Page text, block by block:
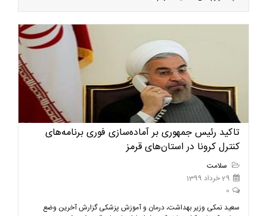
تاکید رئیس جمهوری بر آماده‌سازی فوری برنامه‌های
کنترل کرونا در استان‌های قرمز
سلامت
29 خرداد 1399
0
سعید نمکی وزیر بهداشت، درمان و آموزش پزشکی گزارش آخرین وضع